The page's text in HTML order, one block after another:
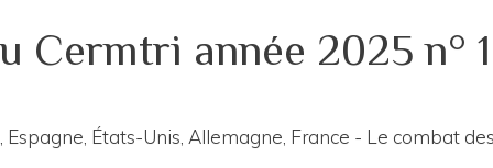
Cermtri année 2025 n°
États-Unis, Allemagne, France - Le combat